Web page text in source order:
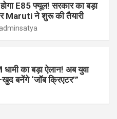
E85 फ्यूल! सरकार का बड़ा
Maruti ने शुरू की तैयारी
adminsatya
का बड़ा ऐलान! अब युवा
बनेंगे ‘जॉब क्रिएटर’”